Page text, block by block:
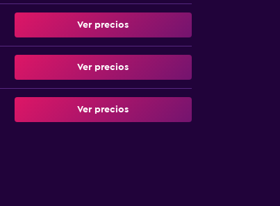
Ver precios
Ver precios
Ver precios